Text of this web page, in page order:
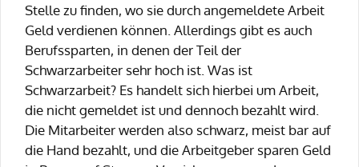
Stelle zu finden, wo sie durch angemeldete Arbeit
Geld verdienen können. Allerdings gibt es auch
Berufssparten, in denen der Teil der
Schwarzarbeiter sehr hoch ist. Was ist
Schwarzarbeit? Es handelt sich hierbei um Arbeit,
die nicht gemeldet ist und dennoch bezahlt wird.
Die Mitarbeiter werden also schwarz, meist bar auf
die Hand bezahlt, und die Arbeitgeber sparen Geld